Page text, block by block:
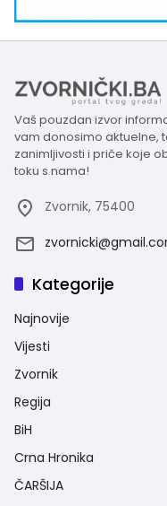
Vaš pouzdan izvor
vam donosimo aktuelne,
zanimljivosti i priče koje
toku s nama!
Zvornik, 75400
Kategorije
Najnovije
Vijesti
Zvornik
Regija
BiH
Crna Hronika
ČARŠIJA